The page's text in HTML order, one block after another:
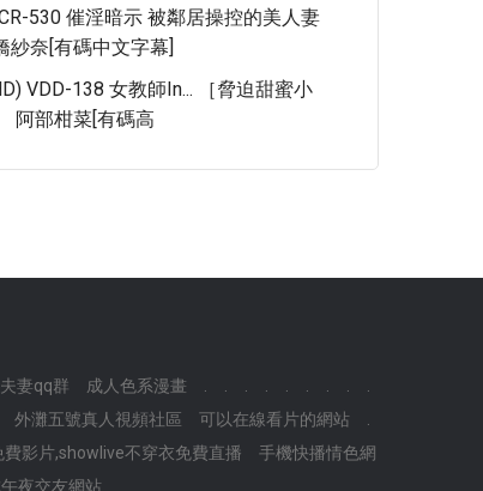
530 催淫暗示 被鄰居操控的美人妻
紗奈[有碼中文字幕]
VDD-138 女教師in... ［脅迫甜蜜小
阿部柑菜[有碼高
妻qq群 成人色系漫畫
外灘五號真人視頻社區 可以在線看片的網站
費影片,showlive不穿衣免費直播
手機快播情色網
夜交友網站